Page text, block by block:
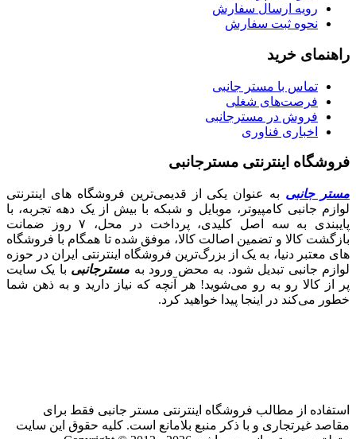
رویه ارسال سفارش
نحوه ثبت سفارش
راهنمای خرید
تماس با مستر جانبی
فرصت‌های شغلی
فروش در مسترجانبی
اخباری فناوری
فروشگاه اینترنتی مسترجانبی
مستر جانبی به عنوان یکی از قدیمی‌ترین فروشگاه های اینترنتی
لوازم جانبی کامپیوتر، موبایل و شبکه با بیش از یک دهه تجربه، با
پایبندی به سه اصل کلیدی، پرداخت در محل، ۷ روز ضمانت
بازگشت کالا و تضمین اصالت کالا، موفق شده تا همگام با فروشگاه‌
های معتبر دنیا، به یک از بزرگ‌ترین فروشگاه اینترنتی ایران در حوزه
لوازم جانبی تبدیل شود. به محض ورود به مسترجانبی با یک سایت
پر از کالا رو به رو می‌شوید! هر آنچه که نیاز دارید و به ذهن شما
خطور می‌کند در اینجا پیدا خواهید کرد.
استفاده از مطالب فروشگاه اینترنتی مستر جانبی فقط برای
مقاصد غیرتجاری و با ذکر منبع بلامانع است. کلیه حقوق این سایت